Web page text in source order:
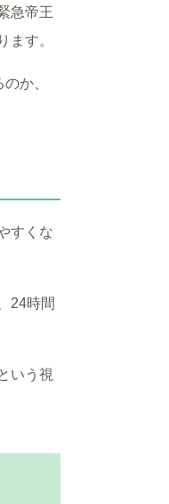
急帝王
ます。
か、
すくな
24時間
いう視